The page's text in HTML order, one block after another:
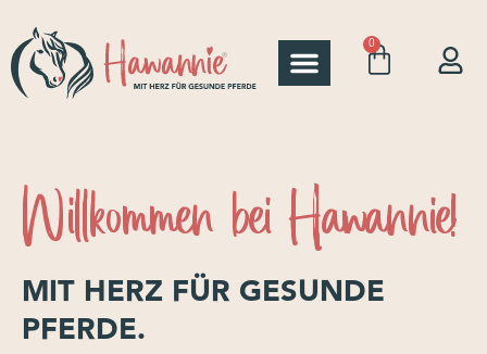
0
Willkommen bei Hawannie!
MIT HERZ FÜR GESUNDE
PFERDE.